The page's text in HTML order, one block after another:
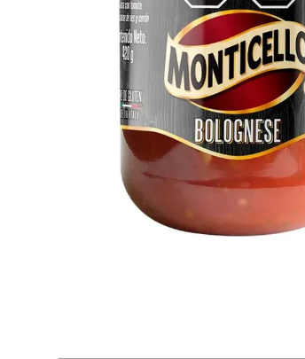
lácteos y refrigerados
vinos y licores
cuidado del bebé
mascotas